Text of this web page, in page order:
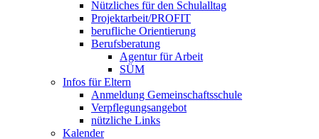
Nützliches für den Schulalltag
Projektarbeit/PROFIT
berufliche Orientierung
Berufsberatung
Agentur für Arbeit
SÜM
Infos für Eltern
Anmeldung Gemeinschaftsschule
Verpflegungsangebot
nützliche Links
Kalender